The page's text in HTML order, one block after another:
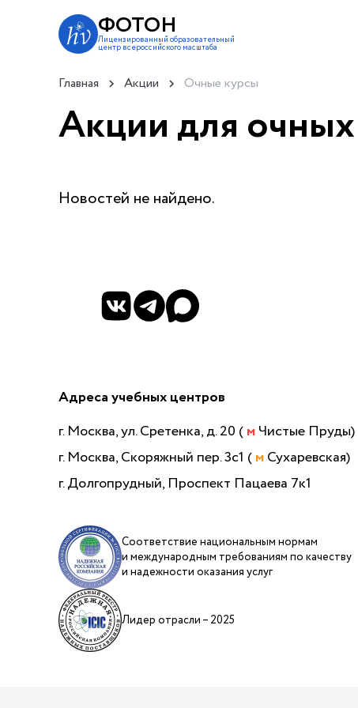
ФОТОН
Лицензированный образовательный
центр всероссийского масштаба
Главная Акции Очные курсы
Акции для
Новостей не найдено.
Адреса учебных центров
г. Москва, ул. Сретенка, д. 20 (мЧистые Пруды)
г. Москва, Скоряжный пер. 3с1 (мСухаревская)
г. Долгопрудный, Проспект Пацаева 7к1
Соответствие национальным нормам
и международным требованиям по качеству
и надежности оказания услуг
Лидер отрасли – 2025